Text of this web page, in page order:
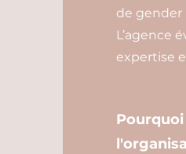
de gender
L’agence
expertise